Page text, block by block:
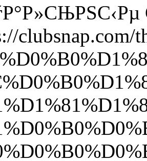
clubsnap.com/